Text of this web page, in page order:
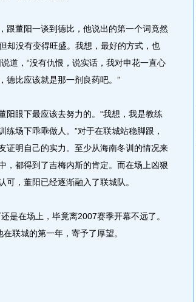
董阳一谈到德比，他说出的第一个词竟然
却没有变得旺盛。我想，最好的方式，也
道，“没有仇恨，说实话，我对申花一直心
德比应该就是那一剂良药吧。”
眼下最应该去努力的。“我想，我是教练
场下乖乖做人。”对于在联城站稳脚跟，
证明自己的实力。至少从海南冬训的情况来
，都得到了吉梅内斯的肯定。而在场上凶狠
，董阳已经逐渐融入了联城队。
在场上，毕竟离2007赛季开幕不远了。
联城的第一年，寄予了厚望。